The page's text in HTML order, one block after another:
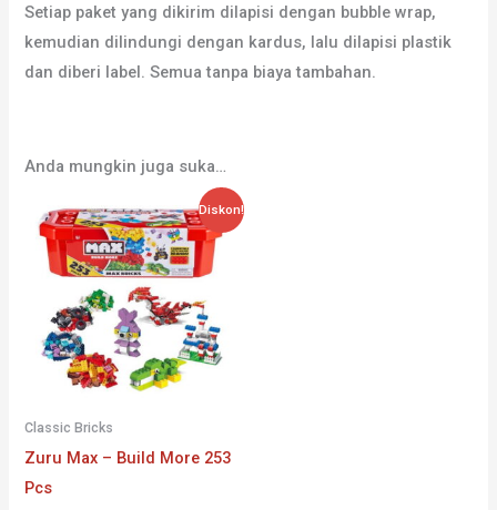
Setiap paket yang dikirim dilapisi dengan bubble wrap,
kemudian dilindungi dengan kardus, lalu dilapisi plastik
dan diberi label. Semua tanpa biaya tambahan.
Anda mungkin juga suka…
Diskon!
Classic Bricks
Zuru Max – Build More 253
Pcs